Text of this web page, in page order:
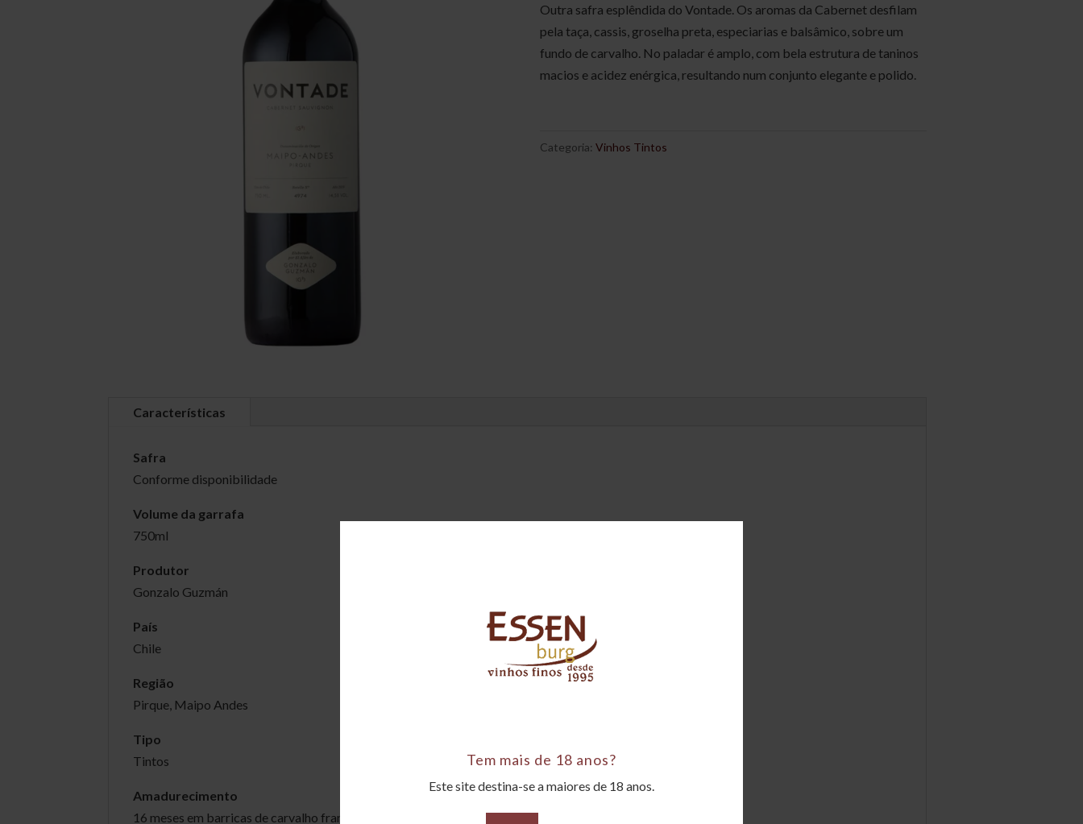
Tem mais de 18 anos?
Este site destina-se a maiores de 18 anos.
Outra safra esplêndida do Vontade. Os aromas da Cabernet desfilam
pela taça, cassis, groselha preta, especiarias e balsâmico, sobre um
fundo de carvalho. No paladar é amplo, com bela estrutura de taninos
macios e acidez enérgica, resultando num conjunto elegante e polido.
Categoria:Vinhos Tintos
Características
Safra
Conforme disponibilidade
Volume da garrafa
750ml
Produtor
Gonzalo Guzmán
País
Chile
Região
Pirque, Maipo Andes
Tipo
Tintos
Amadurecimento
16 meses em barricas de carvalho francês